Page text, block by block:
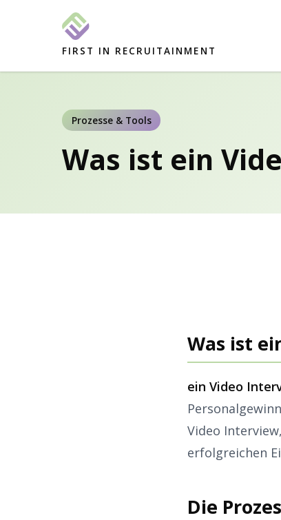
FIRST IN RECRUITAINMENT
Prozesse & Tools
Was ist ein
Was ist
ein Video
Video
erfolgreichen
Die